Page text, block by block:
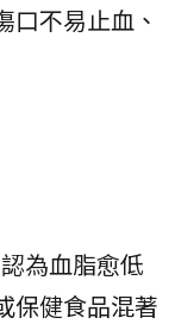
口不易止血、
為血脂愈低
保健食品混著